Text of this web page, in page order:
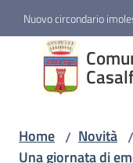
Vai al contenuto
Vai alla navigazione
Vai al footer
Nuovo circondario
Comune
Amministrazione
Home / Novità /
Una giornata di